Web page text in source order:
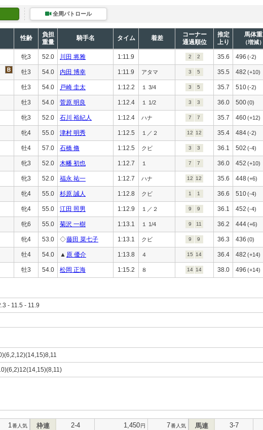
全周パトロール
性齢
負担
重量
騎手名 タイム 着差
コーナー
通過順位
推定
上り
馬体重
（増減）
牝3 52.0 川田 将雅 1:11.9 2 2 35.6 496 (-2)
牡3 54.0 内田 博幸 1:11.9 アタマ 3 5 35.5 482 (+10)
牡3 54.0 戸崎 圭太 1:12.2 １ 3/4 3 5 35.7 510(-2)
牡3 54.0 菅原 明良 1:12.4 １ 1/2 3 3 36.0 500(0)
牝3 52.0 石川 裕紀人 1:12.4 ハナ 7 7 35.7 460(+12)
牝4 55.0 津村 明秀 1:12.5 １／２ 12 12 35.4 484(-2)
牡4 57.0 石橋 脩 1:12.5 クビ 3 3 36.1 502 (-4)
牝3 52.0 木幡 初也 1:12.7 １ 7 7 36.0 452 (+10)
牝3 52.0 福永 祐一 1:12.7 ハナ 12 12 35.6 448(+6)
牝4 55.0 杉原 誠人 1:12.8 クビ 1 1 36.6 510(-4)
牝4 55.0 江田 照男 1:12.9 １／２ 9 9 36.1 452 (-4)
牝6 55.0 菊沢 一樹 1:13.1 １ 1/4 9 11 36.2 444(+6)
牝4 53.0 ◇藤田 菜七子 1:13.1 クビ 9 9 36.3 436 (0)
牡4 54.0 ▲ 原 優介 1:13.8 ４ 15 14 36.4 482 (+14)
牡3 54.0 松岡 正海 1:15.2 ８ 14 14 38.0 496 (+14)
- 11.5 - 11.9
1 番人気 枠連 2-4 1,450円 7番人気 馬連 3-7